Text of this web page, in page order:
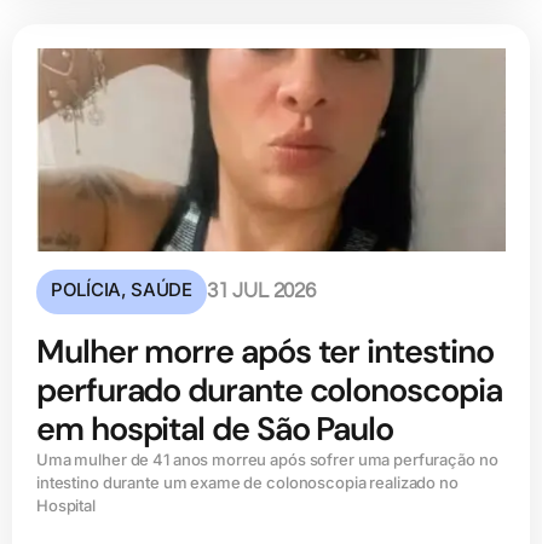
POLÍCIA,SAÚDE 31 JUL 2026
Mulher morre após ter intestino
perfurado durante colonoscopia
em hospital de São Paulo
Uma mulher de 41 anos morreu após sofrer uma perfuração no
intestino durante um exame de colonoscopia realizado no
Hospital